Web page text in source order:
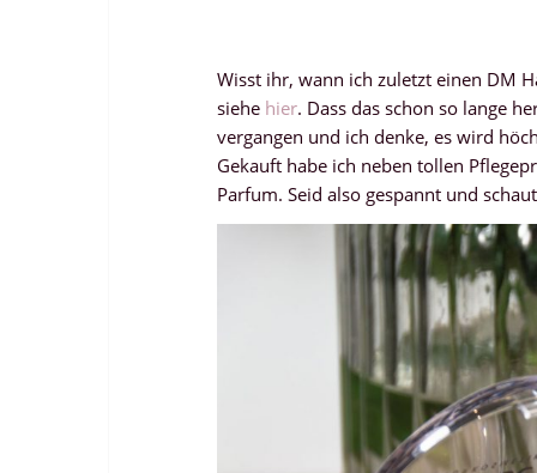
Wisst ihr, wann ich zuletzt einen DM
siehe hier. Dass das schon so lange
vergangen und ich denke, es wird
Gekauft habe ich neben tollen
Parfum. Seid also gespannt und